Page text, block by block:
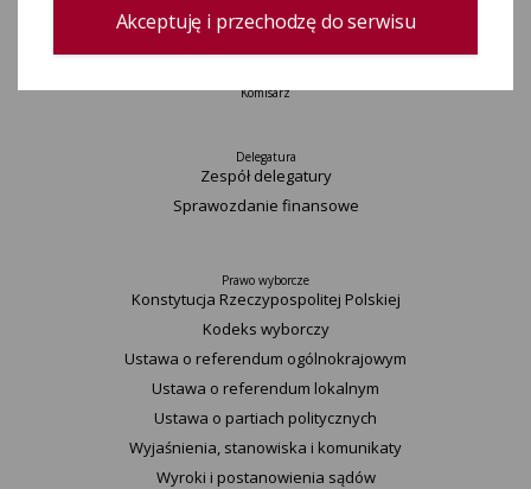
Archiwum
Komisarz
Delegatura
Zespół delegatury
Sprawozdanie finansowe
Prawo wyborcze
Konstytucja Rzeczypospolitej Polskiej​
Kodeks wyborczy
Ustawa o referendum ogólnokrajowym
Ustawa o referendum lokalnym
Ustawa o partiach politycznych
Wyjaśnienia, stanowiska i komunikaty
Wyroki i postanowienia sądów
Akceptuję i przechodzę do serwisu